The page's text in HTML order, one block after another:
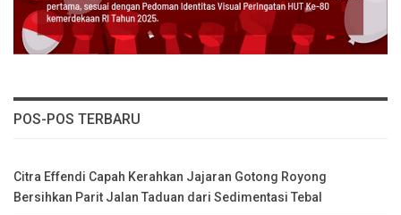
POS-POS TERBARU
Citra Effendi Capah Kerahkan Jajaran Gotong Royong
Bersihkan Parit Jalan Taduan dari Sedimentasi Tebal